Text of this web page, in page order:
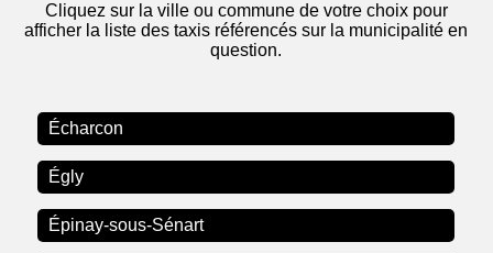
Cliquez sur la ville ou commune de votre choix pour
afficher la liste des taxis référencés sur la municipalité en
question.
Écharcon
Égly
Épinay-sous-Sénart